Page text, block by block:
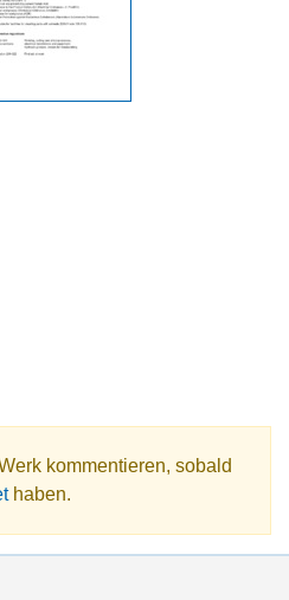
kommentieren, sobald
haben.